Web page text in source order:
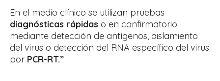
En el medio clínico se utilizan pruebas
diagnósticas rápidas o en confirmatorio
mediante detección de antígenos, aislamiento
del virus o detección del RNA específico del virus
por PCR-RT.”